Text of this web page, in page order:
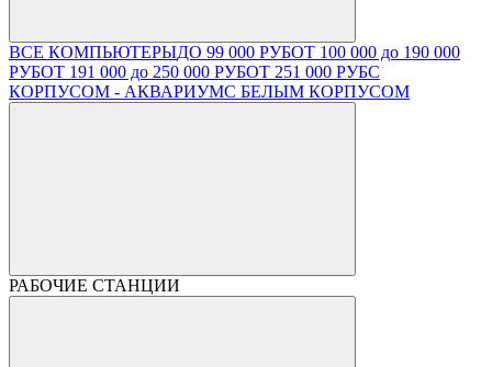
ВСЕ КОМПЬЮТЕРЫДО 99 000 РУБОТ 100 000 до 190 000
РУБОТ 191 000 до 250 000 РУБОТ 251 000 РУБС
КОРПУСОМ - АКВАРИУМС БЕЛЫМ КОРПУСОМ
РАБОЧИЕ СТАНЦИИ